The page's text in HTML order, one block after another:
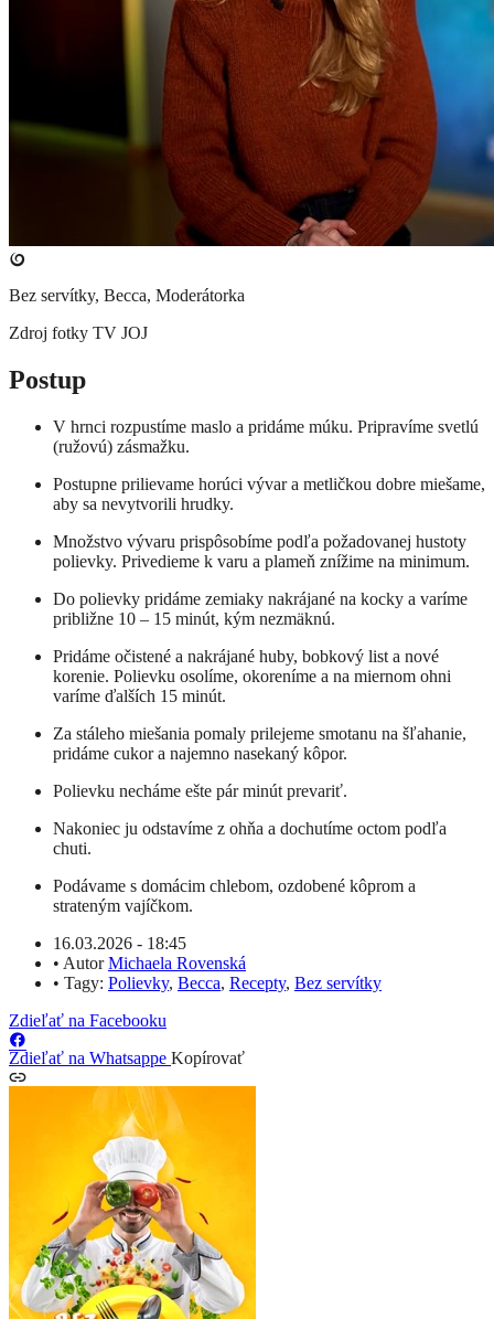
Bez servítky, Becca, Moderátorka
Zdroj fotky TV JOJ
​Postup
V hrnci rozpustíme maslo a pridáme múku. Pripravíme svetlú
(ružovú) zásmažku.
Postupne prilievame horúci vývar a metličkou dobre miešame,
aby sa nevytvorili hrudky.
Množstvo vývaru prispôsobíme podľa požadovanej hustoty
polievky. Privedieme k varu a plameň znížime na minimum.
Do polievky pridáme zemiaky nakrájané na kocky a varíme
približne 10 – 15 minút, kým nezmäknú.
Pridáme očistené a nakrájané huby, bobkový list a nové
korenie. Polievku osolíme, okoreníme a na miernom ohni
varíme ďalších 15 minút.
Za stáleho miešania pomaly prilejeme smotanu na šľahanie,
pridáme cukor a najemno nasekaný kôpor.
Polievku necháme ešte pár minút prevariť.
Nakoniec ju odstavíme z ohňa a dochutíme octom podľa
chuti.
Podávame s domácim chlebom, ozdobené kôprom a
strateným vajíčkom.
16.03.2026 - 18:45
• AutorMichaela Rovenská
• Tagy: Polievky, Becca, Recepty, Bez servítky
Zdieľať na Facebooku
Zdieľať na Whatsappe Kopírovať